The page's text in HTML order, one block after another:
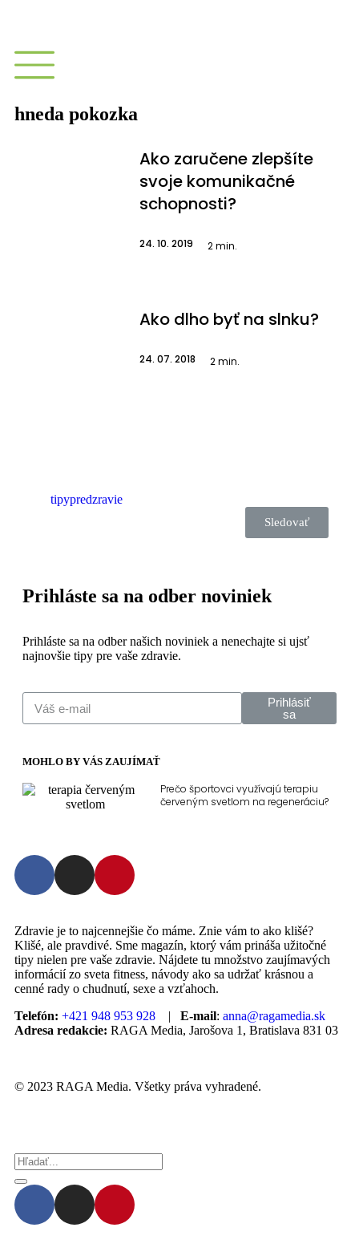
hneda pokozka
Ako zaručene zlepšíte
svoje komunikačné
schopnosti?
24. 10. 2019 2min.
Ako dlho byť na slnku?
24. 07. 2018 2min.
tipypredzravie
Sledovať
Prihláste sa na odber noviniek
Prihláste sa na odber našich noviniek a nenechajte si ujsť
najnovšie tipy pre vaše zdravie.
Prihlásiť
sa
MOHLO BY VÁS ZAUJÍMAŤ
Prečo športovci využívajú terapiu
červeným svetlom na regeneráciu?
Zdravie je to najcennejšie čo máme. Znie vám to ako klišé?
Klišé, ale pravdivé. Sme magazín, ktorý vám prináša užitočné
tipy nielen pre vaše zdravie. Nájdete tu množstvo zaujímavých
informácií zo sveta fitness, návody ako sa udržať krásnou a
cenné rady o chudnutí, sexe a vzťahoch.
Telefón: +421 948 953 928 | E-mail: anna@ragamedia.sk
Adresa redakcie: RAGA Media, Jarošova 1, Bratislava 831 03
© 2023 RAGA Media. Všetky práva vyhradené.